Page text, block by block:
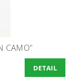
CAMO"
DETAIL